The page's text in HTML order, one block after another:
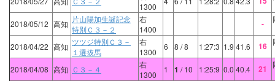
1300
2018/05/12 高知 片山陽加生誕記念
特別Ｃ３－２
右
1400
-
2018/04/22 高知 ツツジ特別Ｃ３－
１選抜馬
右
1300
6 8 / 8 1:27:3 1.9 41.6 16
2018/04/08 高知 Ｃ３－４
右
1300
1 1 / 10 1:25:9 0.0 40.4 21